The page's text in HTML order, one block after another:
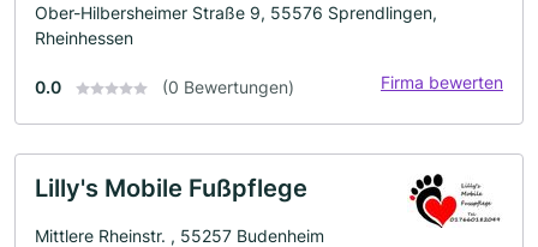
Ober-Hilbersheimer Straße 9, 55576 Sprendlingen,
Rheinhessen
0.0 (0 Bewertungen) Firma bewerten
Lilly's Mobile Fußpflege
Mittlere Rheinstr. , 55257 Budenheim